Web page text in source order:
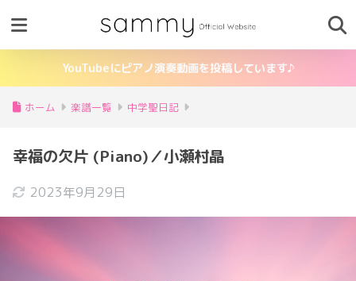
YouTubeにピアノ演奏動画を投稿しています♪
ホーム 楽譜一覧 中学聖日記
幸福の欠片 (Piano)／小瀬村晶
2023年9月29日